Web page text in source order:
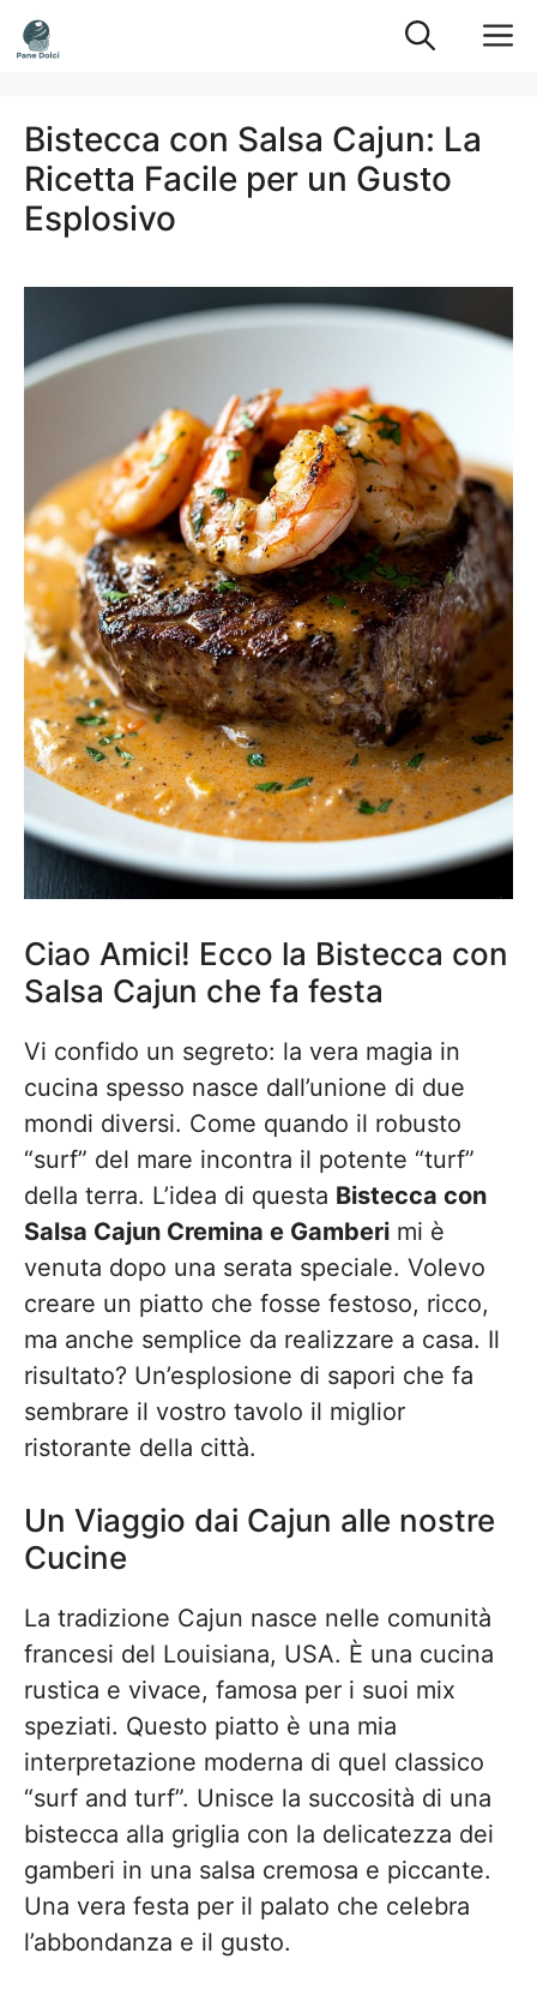
Vai
al
Bistecca con Salsa Cajun: La
Ricetta Facile per un Gusto
Esplosivo
Ciao Amici! Ecco la Bistecca con
Salsa Cajun che fa festa
Vi confido un segreto: la vera magia in
cucina spesso nasce dall’unione di due
mondi diversi. Come quando il robusto
“surf” del mare incontra il potente “turf”
della terra. L’idea di questa Bistecca con
Salsa Cajun Cremina e Gamberi mi è
venuta dopo una serata speciale. Volevo
creare un piatto che fosse festoso, ricco,
ma anche semplice da realizzare a casa. Il
risultato? Un’esplosione di sapori che fa
sembrare il vostro tavolo il miglior
ristorante della città.
Un Viaggio dai Cajun alle nostre
Cucine
La tradizione Cajun nasce nelle comunità
francesi del Louisiana, USA. È una cucina
rustica e vivace, famosa per i suoi mix
speziati. Questo piatto è una mia
interpretazione moderna di quel classico
“surf and turf”. Unisce la succosità di una
bistecca alla griglia con la delicatezza dei
gamberi in una salsa cremosa e piccante.
Una vera festa per il palato che celebra
l’abbondanza e il gusto.